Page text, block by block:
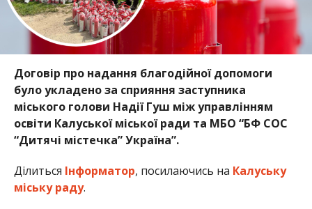
Договір про надання благодійної допомоги
було укладено за сприяння заступника
міського голови Надії Гуш між управлінням
освіти Калуської міської ради та МБО “БФ СОС
“Дитячі містечка” Україна”.
Ділиться Інформатор, посилаючись на Калуську
міську раду.